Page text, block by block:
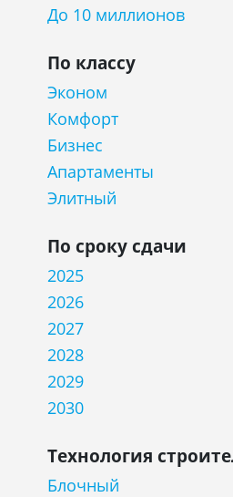
До 10 миллионов
По классу
Эконом
Комфорт
Бизнес
Апартаменты
Элитный
По сроку сдачи
2025
2026
2027
2028
2029
2030
Технология
Блочный